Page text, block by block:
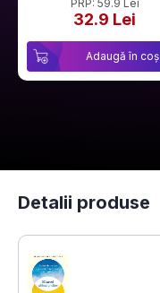
PRP: 59.9 Lei
32.9 Lei
Adaugă în coș
Detalii produse